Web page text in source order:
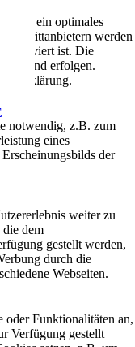
ein optimales
Drittanbietern werden
aktiviert ist. Die
erfolgen.
notwendig, z.B. zum
eines
der
weiter zu
dem
gestellt werden,
durch die
Webseiten.
oder Funktionalitäten an,
Verfügung gestellt